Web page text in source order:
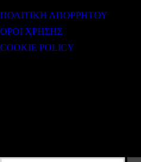
ΠΟΛΙΤΙΚΗ ΑΠΟΡΡΗΤΟΥ
ΟΡΟΙ ΧΡΗΣΗΣ
COOKIE POLICY